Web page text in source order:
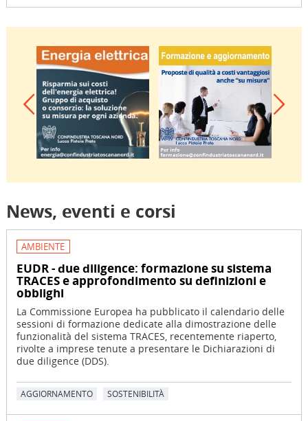
Previous
News, eventi e corsi
AMBIENTE
EUDR - due diligence: formazione su sistema
TRACES e approfondimento su definizioni e
obblighi
La Commissione Europea ha pubblicato il calendario delle
sessioni di formazione dedicate alla dimostrazione delle
funzionalità del sistema TRACES, recentemente riaperto,
rivolte a imprese tenute a presentare le Dichiarazioni di
due diligence (DDS).
AGGIORNAMENTO SOSTENIBILITÀ